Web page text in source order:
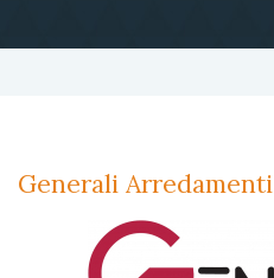
Generali Arredamenti